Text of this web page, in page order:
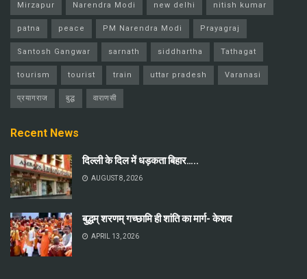
Mirzapur Narendra Modi new delhi nitish kumar
patna peace PM Narendra Modi Prayagraj
Santosh Gangwar sarnath siddhartha Tathagat
tourism tourist train uttar pradesh Varanasi
प्रयागराज बुद्ध वाराणसी
Recent News
दिल्ली के दिल में धड़कता बिहार…..
AUGUST 8, 2026
बुद्धम् शरणम् गच्छामि ही शांति का मार्ग- केशव
APRIL 13, 2026